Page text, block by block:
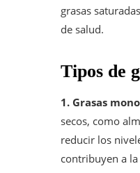
grasas
de salud.
Tipos de
1. Grasas
secos, como
reducir los
contribuyen a